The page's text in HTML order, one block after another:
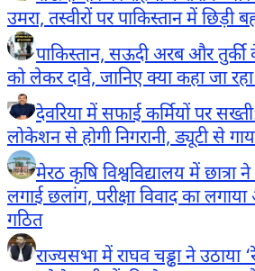
उमरा, तस्वीरों पर पाकिस्तान में छिड़ी
पाकिस्तान, सऊदी अरब और
को लेकर दावे, जानिए क्या कहा जा
देवरिया में सफाई कर्मियों पर
लोकेशन से होगी निगरानी, ड्यूटी से
मेरठ कृषि विश्वविद्यालय में छात्रा
लगाई छलांग, परीक्षा विवाद का
गठित
राज्यसभा में राघव चड्ढा ने